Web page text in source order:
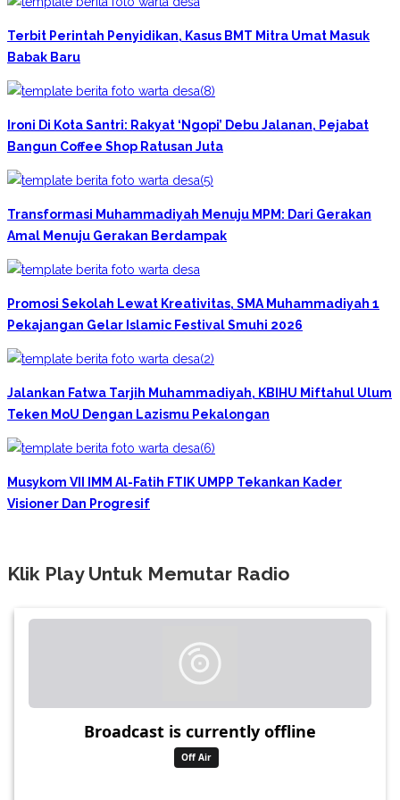
Terbit Perintah Penyidikan, Kasus BMT Mitra Umat Masuk
Babak Baru
Ironi Di Kota Santri: Rakyat ‘Ngopi’ Debu Jalanan, Pejabat
Bangun Coffee Shop Ratusan Juta
Transformasi Muhammadiyah Menuju MPM: Dari Gerakan
Amal Menuju Gerakan Berdampak
Promosi Sekolah Lewat Kreativitas, SMA Muhammadiyah 1
Pekajangan Gelar Islamic Festival Smuhi 2026
Jalankan Fatwa Tarjih Muhammadiyah, KBIHU Miftahul Ulum
Teken MoU Dengan Lazismu Pekalongan
Musykom VII IMM Al-Fatih FTIK UMPP Tekankan Kader
Visioner Dan Progresif
Klik Play Untuk Memutar Radio